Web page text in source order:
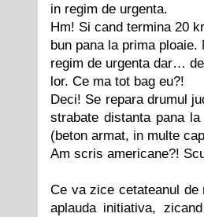
in regim de urgenta.
Hm! Si cand termina 20
bun pana la prima
regim de urgenta dar…
lor. Ce ma tot bag eu?!
Deci! Se repara drumul
strabate distanta pana
(beton armat, in multe
Am scris americane?!
Ce va zice cetateanul
aplauda initiativa,